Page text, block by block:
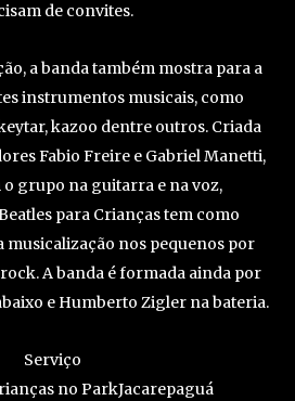
de convites.
a banda também mostra para a
instrumentos musicais, como
kazoo dentre outros. Criada
Fabio Freire e Gabriel Manetti,
grupo na guitarra e na voz,
para Crianças tem como
musicalização nos pequenos por
A banda é formada ainda por
e Humberto Zigler na bateria.
Serviço
no ParkJacarepaguá